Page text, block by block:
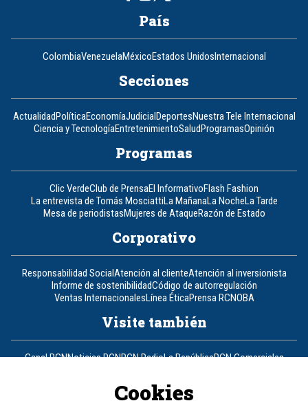
País
ColombiaVenezuelaMéxicoEstados UnidosInternacional
Secciones
ActualidadPolíticaEconomíaJudicialDeportesNuestra Tele Internacional
Ciencia y TecnologíaEntretenimientoSaludProgramasOpinión
Programas
Clic VerdeClub de PrensaEl InformativoFlash Fashion
La entrevista de Tomás MosciattiLa MañanaLa NocheLa Tarde
Mesa de periodistasMujeres de AtaqueRazón de Estado
Corporativo
Responsabilidad SocialAtención al clienteAtención al inversionista
Informe de sostenibilidadCódigo de autorregulación
Ventas InternacionalesLínea ÉticaPrensa RCNOBA
Visite también
Canal RCNNoticias RCNRCN RadioLa RepúblicaRCN Comerciales
Un producto de RCN Televisión
Contáctenos
Cookies